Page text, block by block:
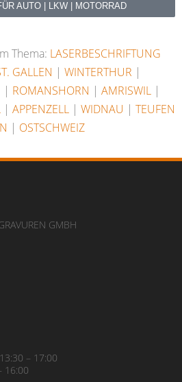
AUTO | LKW | MOTORRAD
Thema: LASERBESCHRIFTUNG
GALLEN | WINTERTHUR |
| ROMANSHORN | AMRISWIL |
| APPENZELL | WIDNAU | TEUFEN
| OSTSCHWEIZ
GMBH
– 17:00
16:00